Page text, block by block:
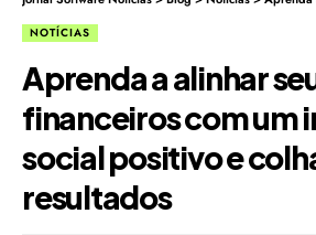
NOTÍCIAS
Aprenda a alinhar
financeiros com um
social positivo e
resultados